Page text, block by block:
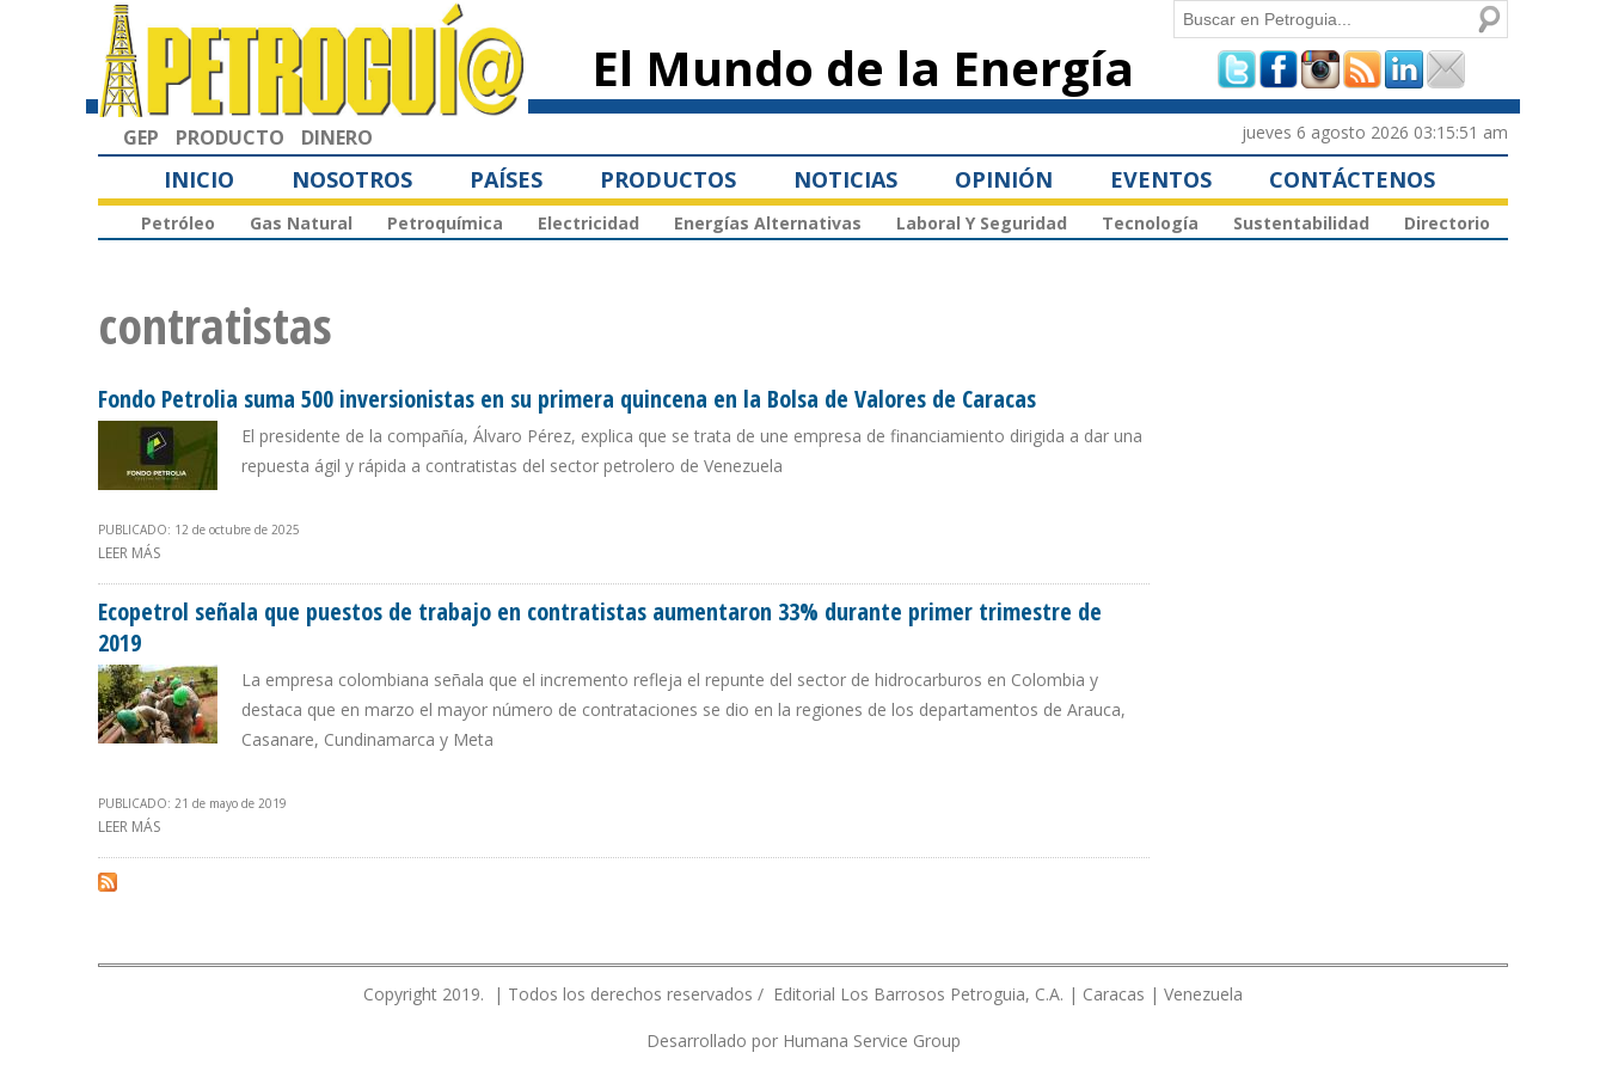
principal
El Mundo de la Energía
Formulario de
búsqueda
Buscar
GEP PRODUCTO DINERO jueves 6 agosto 2026 03:15:51 am
INICIO NOSOTROS PAÍSES PRODUCTOS NOTICIAS OPINIÓN EVENTOS CONTÁCTENOS
Petróleo Gas Natural Petroquímica Electricidad Energías Alternativas Laboral Y Seguridad Tecnología Sustentabilidad Directorio
contratistas
Fondo Petrolia suma 500 inversionistas en su primera quincena en la Bolsa de Valores de Caracas
El presidente de la compañía, Álvaro Pérez, explica que se trata de une empresa de financiamiento dirigida a dar una
repuesta ágil y rápida a contratistas del sector petrolero de Venezuela
PUBLICADO: 12 de octubre de 2025
LEER MÁS
Ecopetrol señala que puestos de trabajo en contratistas aumentaron 33% durante primer trimestre de
2019
La empresa colombiana señala que el incremento refleja el repunte del sector de hidrocarburos en Colombia y
destaca que en marzo el mayor número de contrataciones se dio en la regiones de los departamentos de Arauca,
Casanare, Cundinamarca y Meta
PUBLICADO: 21 de mayo de 2019
LEER MÁS
Copyright 2019. | Todos los derechos reservados / Editorial Los Barrosos Petroguia, C.A. | Caracas | Venezuela
Desarrollado por Humana Service Group